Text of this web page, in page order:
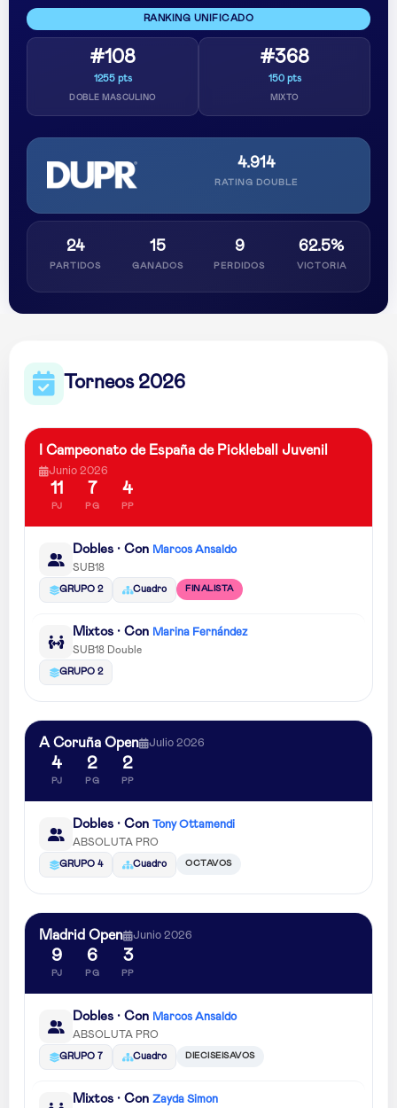
RANKING UNIFICADO
#108
1255 pts
DOBLE MASCULINO
#368
150 pts
MIXTO
4.914
RATING DOUBLE
24
PARTIDOS
15
GANADOS
9
PERDIDOS
62.5%
VICTORIA
Torneos 2026
I Campeonato de España de Pickleball Juvenil
Junio 2026
11
PJ
7
PG
4
PP
Dobles · Con Marcos Ansaldo
SUB18
GRUPO 2 Cuadro FINALISTA
Mixtos · Con Marina Fernández
SUB18 Double
GRUPO 2
A Coruña Open Julio 2026
4
PJ
2
PG
2
PP
Dobles · Con Tony Ottamendi
ABSOLUTA PRO
GRUPO 4 Cuadro OCTAVOS
Madrid Open Junio 2026
9
PJ
6
PG
3
PP
Dobles · Con Marcos Ansaldo
ABSOLUTA PRO
GRUPO 7 Cuadro DIECISEISAVOS
Mixtos · Con Zayda Simon